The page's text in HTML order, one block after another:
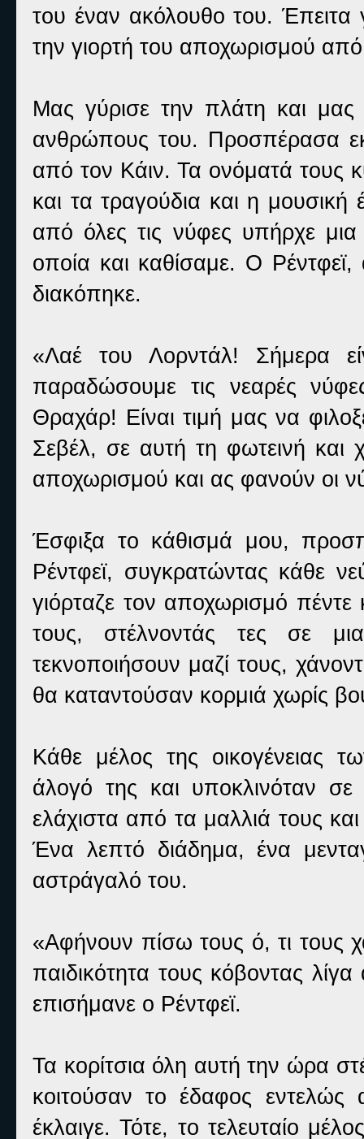
του έναν ακόλουθο του.
την γιορτή του αποχωρισμού
Μας γύρισε την πλάτη και
ανθρώπους του. Προσπέρασα
από τον Κάιν. Τα ονόματά
και τα τραγούδια και η
από όλες τις νύφες υπήρχε
οποία και καθίσαμε. Ο
διακόπηκε.
«Λαέ του Λορντάλ! Σήμερα
παραδώσουμε τις νεαρές
Θραχάρ! Είναι τιμή μας να
Σεβέλ, σε αυτή τη φωτεινή και
αποχωρισμού και ας φανούν οι
Έσφιξα το κάθισμά μου,
Ρέντφεϊ, συγκρατώντας κάθε
γιόρταζε τον αποχωρισμό πέντε
τους, στέλνοντάς τες σε
τεκνοποιήσουν μαζί τους,
θα καταντούσαν κορμιά χωρίς
Κάθε μέλος της οικογένειας
άλογό της και υποκλινόταν
ελάχιστα από τα μαλλιά τους
Ένα λεπτό διάδημα, ένα
αστράγαλό του.
«Αφήνουν πίσω τους ό, τι τους
παιδικότητα τους κόβοντας
επισήμανε ο Ρέντφεϊ.
Τα κορίτσια όλη αυτή την ώρα
κοιτούσαν το έδαφος εντελώς
έκλαιγε. Τότε, το τελευταίο